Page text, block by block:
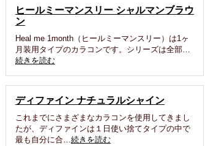
ヒールミーマンスリー シャルマンブラウ
ン
Heal me 1month（ヒールミーマンスリー）は1ヶ
月装用タイプのカラコンです。シリーズは全部…
続きを読む
ディファイン ナチュラルシャイン
これまでにさまざまなカラコンを使用してきまし
たが、ディファインは１日使い捨てタイプの中で
最も自分に合…続きを読む